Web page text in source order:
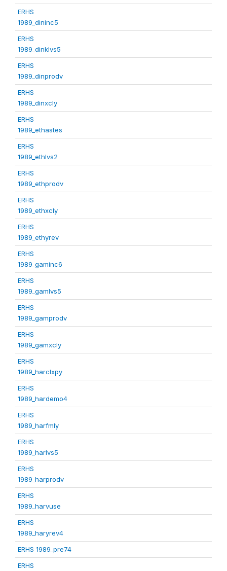
ERHS
1989_dininc5
ERHS
1989_dinklvs5
ERHS
1989_dinprodv
ERHS
1989_dinxcly
ERHS
1989_ethastes
ERHS
1989_ethlvs2
ERHS
1989_ethprodv
ERHS
1989_ethxcly
ERHS
1989_ethyrev
ERHS
1989_gaminc6
ERHS
1989_gamlvs5
ERHS
1989_gamprodv
ERHS
1989_gamxcly
ERHS
1989_harclxpy
ERHS
1989_hardemo4
ERHS
1989_harfmly
ERHS
1989_harlvs5
ERHS
1989_harprodv
ERHS
1989_harvuse
ERHS
1989_haryrev4
ERHS 1989_pre74
ERHS